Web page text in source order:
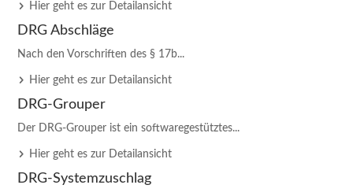
Hier geht es zur Detailansicht
DRG­ Abschläge
Nach den Vorschriften des § 17b...
Hier geht es zur Detailansicht
DRG-Grouper
Der DRG-Grouper ist ein softwaregestütztes...
Hier geht es zur Detailansicht
DRG-Systemzuschlag